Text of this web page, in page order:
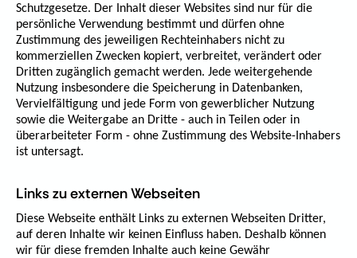
Schutzgesetze. Der Inhalt dieser Websites sind nur für die
persönliche Verwendung bestimmt und dürfen ohne
Zustimmung des jeweiligen Rechteinhabers nicht zu
kommerziellen Zwecken kopiert, verbreitet, verändert oder
Dritten zugänglich gemacht werden. Jede weitergehende
Nutzung insbesondere die Speicherung in Datenbanken,
Vervielfältigung und jede Form von gewerblicher Nutzung
sowie die Weitergabe an Dritte - auch in Teilen oder in
überarbeiteter Form - ohne Zustimmung des Website-Inhabers
ist untersagt.
Links zu externen Webseiten
Diese Webseite enthält Links zu externen Webseiten Dritter,
auf deren Inhalte wir keinen Einfluss haben. Deshalb können
wir für diese fremden Inhalte auch keine Gewähr